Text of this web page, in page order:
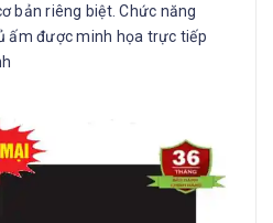
bản riêng biệt. Chức năng
ấm được minh họa trực tiếp